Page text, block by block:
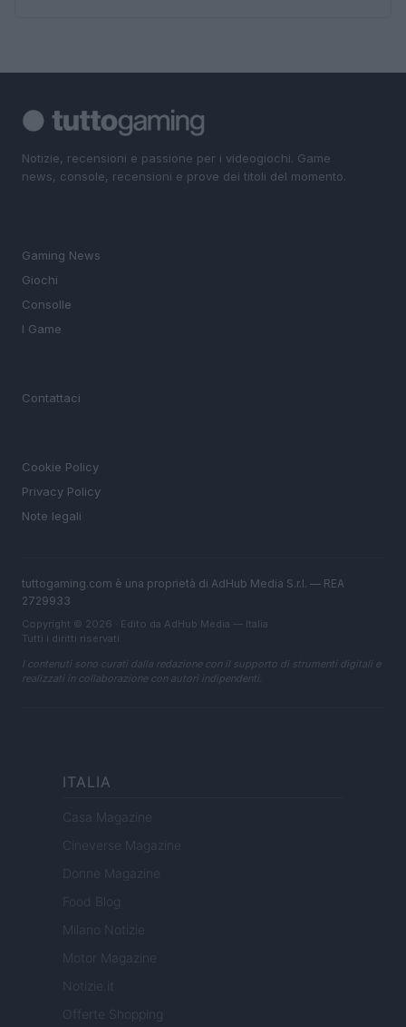
Notizie, recensioni e passione per i videogiochi. Game
news, console, recensioni e prove dei titoli del momento.
Gaming News
Giochi
Consolle
I Game
Contattaci
Cookie Policy
Privacy Policy
Note legali
tuttogaming.com è una proprietà di AdHub Media S.r.l. — REA
2729933
Copyright © 2026 · Edito da AdHub Media — Italia
Tutti i diritti riservati
I contenuti sono curati dalla redazione con il supporto di strumenti digitali e
realizzati in collaborazione con autori indipendenti.
ITALIA
Casa Magazine
Cineverse Magazine
Donne Magazine
Food Blog
Milano Notizie
Motor Magazine
Notizie.it
Offerte Shopping